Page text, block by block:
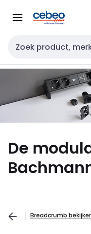
naar
naar
Zoekveld invoer
De
Breadcrumb